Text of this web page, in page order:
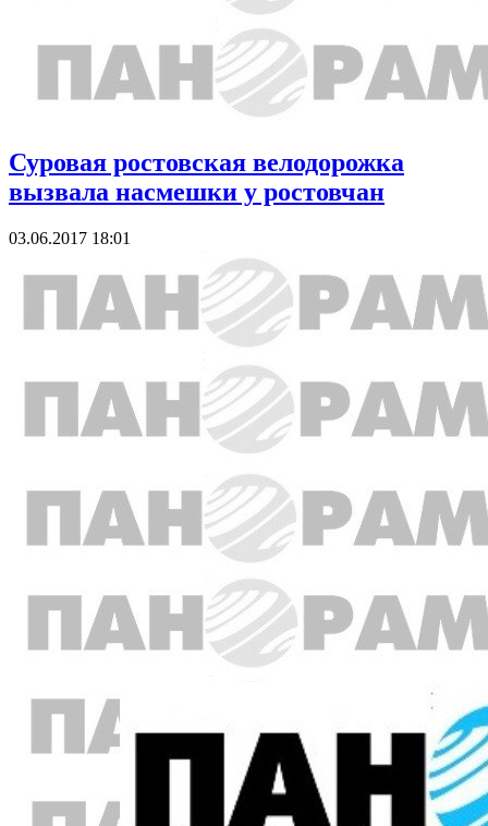
Суровая ростовская велодорожка
вызвала насмешки у ростовчан
03.06.2017 18:01